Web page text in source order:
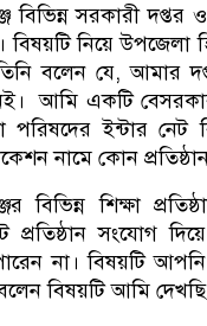
বিভিন্ন সরকারী দপ্তর
বিষয়টি নিয়ে উপজেলা
বলেন যে, আমার
আমি একটি
পরিষদের ইন্টার
নামে কোন
বিভিন্ন শিক্ষা
প্রতিষ্ঠান সংযোগ
না। বিষয়টি আপনি
বিষয়টি আমি দেখছি